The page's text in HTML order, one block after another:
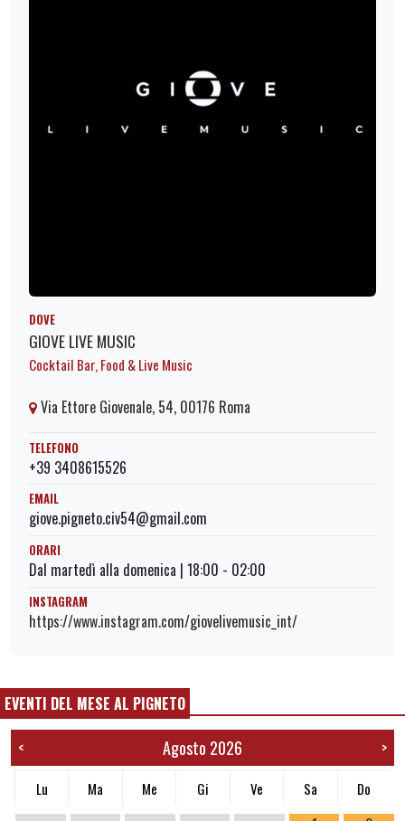
DOVE
GIOVE LIVE MUSIC
Cocktail Bar, Food & Live Music
Via Ettore Giovenale, 54, 00176 Roma
TELEFONO
+39 3408615526
EMAIL
giove.pigneto.civ54@gmail.com
ORARI
Dal martedì alla domenica | 18:00 - 02:00
INSTAGRAM
https://www.instagram.com/giovelivemusic_int/
EVENTI DEL MESE AL PIGNETO
< Agosto 2026 >
Lu Ma Me Gi Ve Sa Do